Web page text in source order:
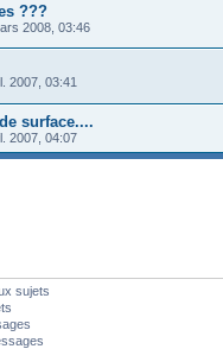
???
2008, 03:46
2007, 03:41
surface....
2007, 04:07
sujets